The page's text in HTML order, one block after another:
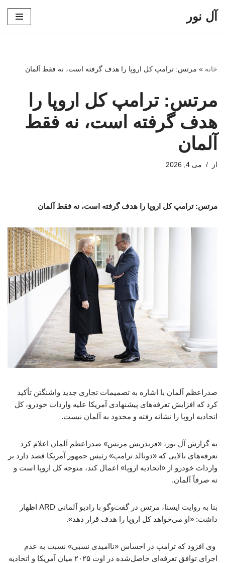
آل نور
خانه » مرتس: ترامپ کل اروپا را هدف گرفته است، نه فقط آلمان
مرتس: ترامپ کل اروپا را
هدف گرفته است، نه فقط
آلمان
از می 4, 2026
مرتس: ترامپ کل اروپا را هدف گرفته است، نه فقط آلمان
صدراعظم آلمان با اشاره به تصمیمات تجاری جدید واشنگتن تأکید
کرد که افزایش تعرفه‌های پیشنهادی آمریکا علیه واردات خودرو، کل
اتحادیه اروپا را نشانه رفته و محدود به آلمان نیست.
به گزارش آل نور، «فریدریش مرتس» صدراعظم آلمان اعلام کرد
تعرفه‌های بالایی که «دونالد ترامپ» رئیس جمهور آمریکا قصد دارد بر
واردات خودرو از «اتحادیه اروپا» اعمال کند، متوجه کل اروپا است و
نه صرفاً آلمان.
بنا به روایت ایسنا، مرتس در گفت‌وگو با رادیو آلمانی ARD اظهار
داشت: «او می‌خواهد کل اروپا را هدف قرار دهد».
وی افزود که ترامپ در احساس «ناامیدی نسبی» نسبت به عدم
اجرای توافق تعرفه‌ای حاصل‌شده در اوت ۲۰۲۵ میان آمریکا و اتحادیه